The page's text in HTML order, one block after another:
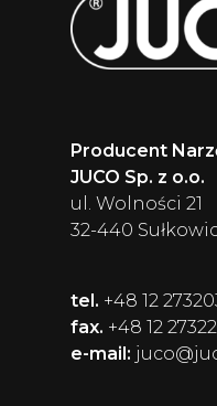
Producent
JUCO Sp. z o.o.
ul. Wolności 21
32-440
tel. +48 12
fax. +48 12
e-mail: